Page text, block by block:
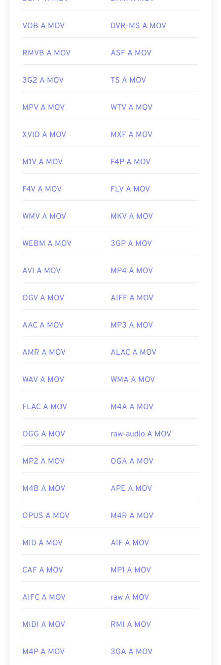
https://www.techopedia.com/definition/12636/
uno è obsoleto e l'altro è correlato a un gioco
Versione iniziale:
CH203-BBCGDDDF
VOB A MOV DVR-MS A MOV
RMVB A MOV ASF A MOV
3G2 A MOV TS A MOV
MPV A MOV WTV A MOV
XVID A MOV MXF A MOV
M1V A MOV F4P A MOV
F4V A MOV FLV A MOV
WMV A MOV MKV A MOV
WEBM A MOV 3GP A MOV
AVI A MOV MP4 A MOV
OGV A MOV AIFF A MOV
AAC A MOV MP3 A MOV
AMR A MOV ALAC A MOV
WAV A MOV WMA A MOV
FLAC A MOV M4A A MOV
OGG A MOV raw-audio A MOV
MP2 A MOV OGA A MOV
M4B A MOV APE A MOV
OPUS A MOV M4R A MOV
MID A MOV AIF A MOV
CAF A MOV MP1 A MOV
AIFC A MOV raw A MOV
MIDI A MOV RMI A MOV
M4P A MOV 3GA A MOV